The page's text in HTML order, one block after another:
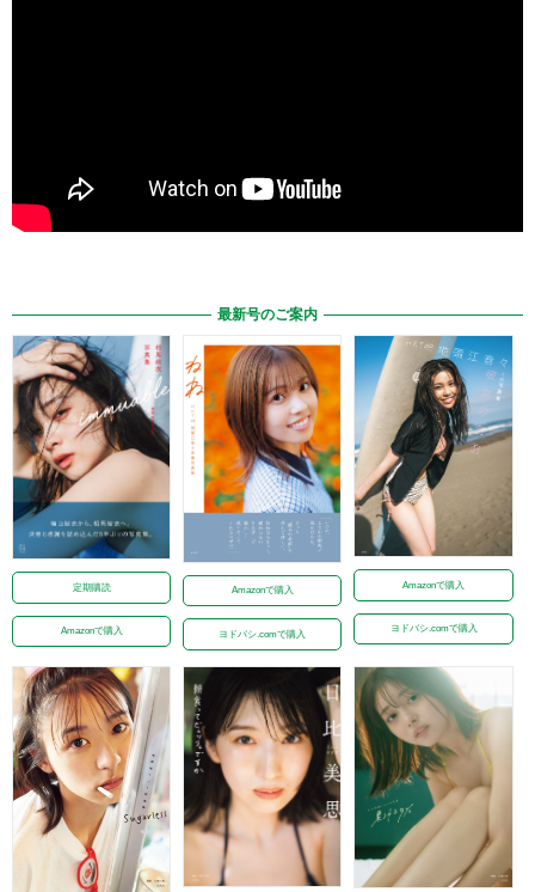
最新号のご案内
定期購読
Amazonで購入
Amazonで購入
ヨドバシ.comで購入
Amazonで購入
ヨドバシ.comで購入